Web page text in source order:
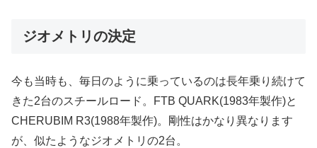
ジオメトリの決定
今も当時も、毎日のように乗っているのは長年乗り続けて
きた2台のスチールロード。FTB QUARK(1983年製作)と
CHERUBIM R3(1988年製作)。剛性はかなり異なります
が、似たようなジオメトリの2台。